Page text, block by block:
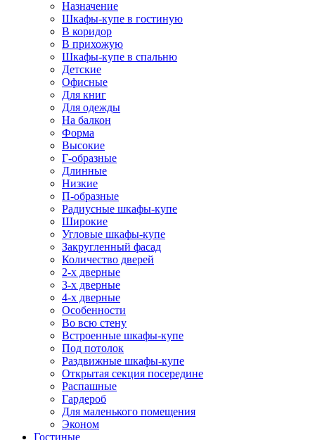
Назначение
Шкафы-купе в гостиную
В коридор
В прихожую
Шкафы-купе в спальню
Детские
Офисные
Для книг
Для одежды
На балкон
Форма
Высокие
Г-образные
Длинные
Низкие
П-образные
Радиусные шкафы-купе
Широкие
Угловые шкафы-купе
Закругленный фасад
Количество дверей
2-х дверные
3-х дверные
4-х дверные
Особенности
Во всю стену
Встроенные шкафы-купе
Под потолок
Раздвижные шкафы-купе
Открытая секция посередине
Распашные
Гардероб
Для маленького помещения
Эконом
Гостиные